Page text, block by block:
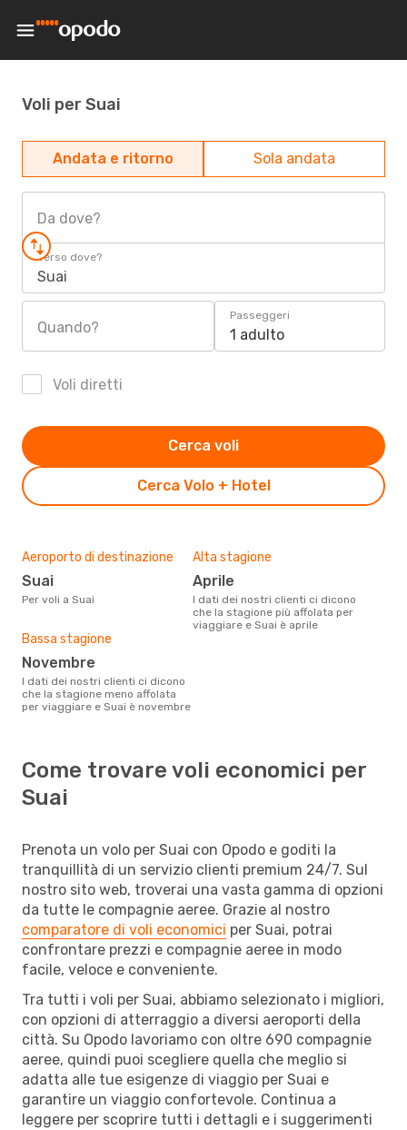
Voli per Suai
Andata e ritorno Sola andata
Da dove?
Verso dove?
Suai
Quando?
Passeggeri
1 adulto
Voli diretti
Cerca Volo + Hotel
Cerca voli
Aeroporto di destinazione
Suai
Per voli a Suai
Alta stagione
aprile
I dati dei nostri clienti ci dicono
che la stagione più affolata per
viaggiare e Suai è aprile
Bassa stagione
novembre
I dati dei nostri clienti ci dicono
che la stagione meno affolata
per viaggiare e Suai è novembre
Come trovare voli economici per
Suai
Prenota un volo per Suai con Opodo e goditi la
tranquillità di un servizio clienti premium 24/7. Sul
nostro sito web, troverai una vasta gamma di opzioni
da tutte le compagnie aeree. Grazie al nostro
comparatore di voli economici per Suai, potrai
confrontare prezzi e compagnie aeree in modo
facile, veloce e conveniente.
Tra tutti i voli per Suai, abbiamo selezionato i migliori,
con opzioni di atterraggio a diversi aeroporti della
città. Su Opodo lavoriamo con oltre 690 compagnie
aeree, quindi puoi scegliere quella che meglio si
adatta alle tue esigenze di viaggio per Suai e
garantire un viaggio confortevole. Continua a
leggere per scoprire tutti i dettagli e i suggerimenti